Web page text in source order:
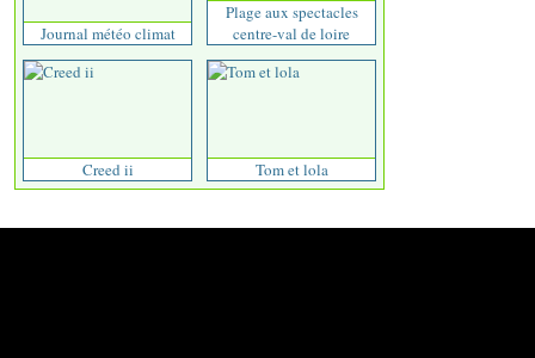
Journal météo climat
Plage aux spectacles
centre-val de loire
Creed ii Tom et lola